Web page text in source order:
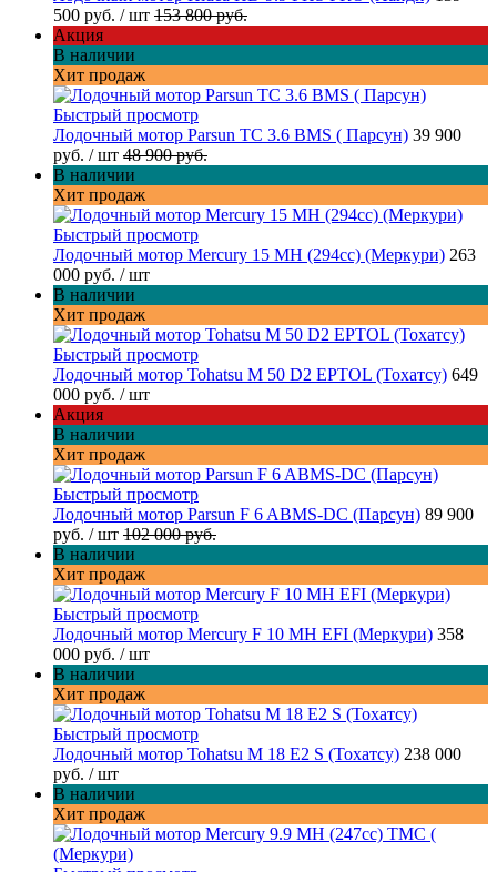
500 руб. / шт 153 800 руб.
Акция
В наличии
Хит продаж
Быстрый просмотр
Лодочный мотор Parsun TC 3.6 BMS ( Парсун) 39 900
руб. / шт 48 900 руб.
В наличии
Хит продаж
Быстрый просмотр
Лодочный мотор Mercury 15 MH (294cc) (Меркури) 263
000 руб. / шт
В наличии
Хит продаж
Быстрый просмотр
Лодочный мотор Tohatsu M 50 D2 EPTOL (Тохатсу) 649
000 руб. / шт
Акция
В наличии
Хит продаж
Быстрый просмотр
Лодочный мотор Parsun F 6 ABMS-DC (Парсун) 89 900
руб. / шт 102 000 руб.
В наличии
Хит продаж
Быстрый просмотр
Лодочный мотор Mercury F 10 MH EFI (Меркури) 358
000 руб. / шт
В наличии
Хит продаж
Быстрый просмотр
Лодочный мотор Tohatsu M 18 E2 S (Тохатсу) 238 000
руб. / шт
В наличии
Хит продаж